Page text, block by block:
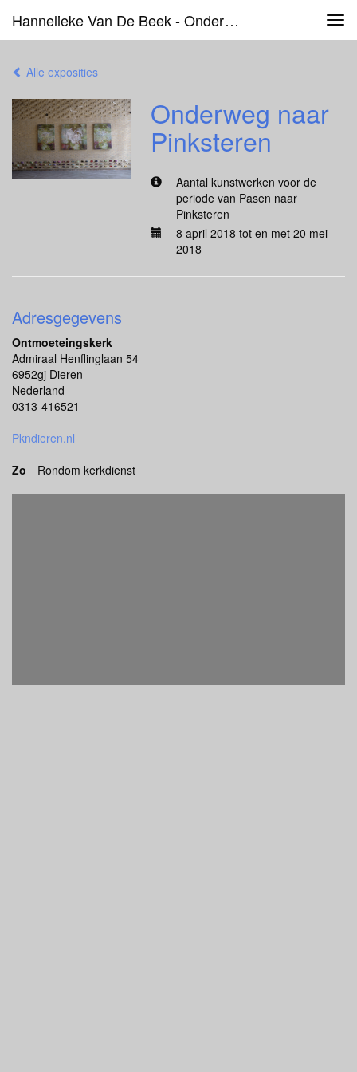
Hannelieke Van De Beek - Onderweg Naar Pinksteren
Alle exposities
Onderweg naar
Pinksteren
Aantal kunstwerken voor de
periode van Pasen naar
Pinksteren
8 april 2018 tot en met 20 mei
2018
Adresgegevens
Ontmoeteingskerk
Admiraal Henflinglaan 54
6952gj Dieren
Nederland
0313-416521
Pkndieren.nl
Zo
Rondom kerkdienst